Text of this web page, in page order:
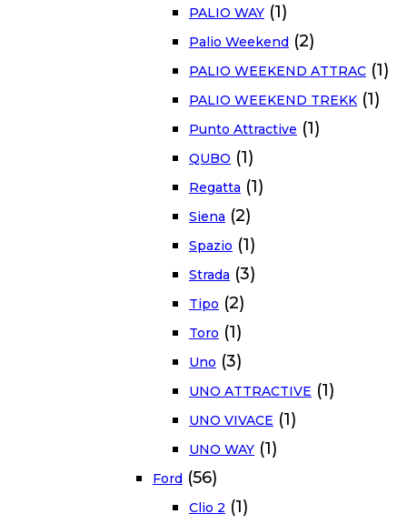
PALIO WAY (1)
Palio Weekend (2)
PALIO WEEKEND ATTRAC (1)
PALIO WEEKEND TREKK (1)
Punto Attractive (1)
QUBO (1)
Regatta (1)
Siena (2)
Spazio (1)
Strada (3)
Tipo (2)
Toro (1)
Uno (3)
UNO ATTRACTIVE (1)
UNO VIVACE (1)
UNO WAY (1)
Ford (56)
Clio 2 (1)